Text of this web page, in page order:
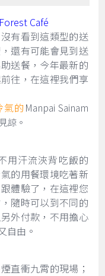
Café
有看到這類型的送
還有可能會見到送
送餐，今年最新的
往，在這裡我們享
的 Manpai Sainam
諒。
用汗流浹背吃飯的
的用餐環境吃著新
體驗了，在這裡您
隨時可以到不同的
外付款，不用擔心
自由。
直衝九霄的現場；